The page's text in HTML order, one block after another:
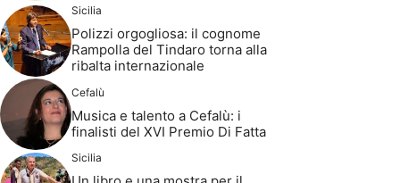
Sicilia
Polizzi orgogliosa: il cognome
Rampolla del Tindaro torna alla
ribalta internazionale
Cefalù
Musica e talento a Cefalù: i
finalisti del XVI Premio Di Fatta
Sicilia